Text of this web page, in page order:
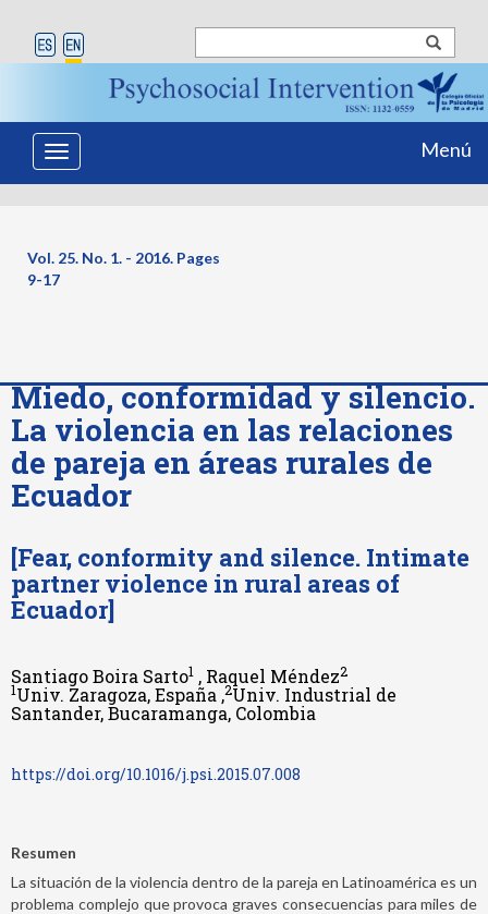
Toggle
navigation
Menú
Vol. 25. No. 1. - 2016. Pages
9-17
Miedo, conformidad y silencio.
La violencia en las relaciones
de pareja en áreas rurales de
Ecuador
[Fear, conformity and silence. Intimate
partner violence in rural areas of
Ecuador]
Santiago Boira Sarto1 , Raquel Méndez2
1Univ. Zaragoza, España ,2Univ. Industrial de
Santander, Bucaramanga, Colombia
https://doi.org/10.1016/j.psi.2015.07.008
Resumen
La situación de la violencia dentro de la pareja en Latinoamérica es un
problema complejo que provoca graves consecuencias para miles de